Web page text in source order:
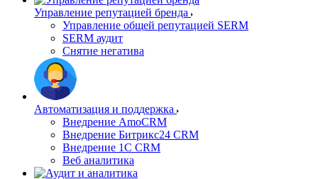
Управление репутацией бренда
Управление общей репутацией SERM
SERM аудит
Снятие негатива
Автоматизация и поддержка
Внедрение AmoCRM
Внедрение Битрикс24 CRM
Внедрение 1C CRM
Веб аналитика